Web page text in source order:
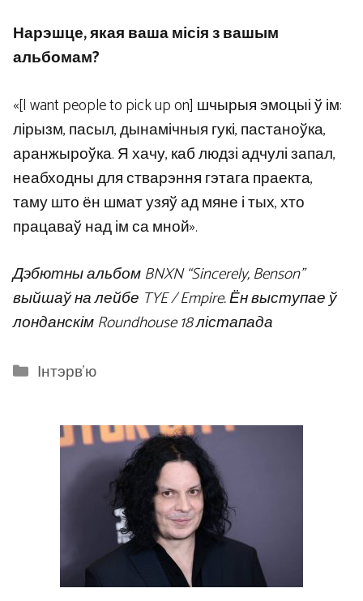
Нарэшце, якая ваша місія з вашым
альбомам?
«[I want people to pick up on] шчырыя эмоцыі ў ім:
лірызм, пасыл, дынамічныя гукі, пастаноўка,
аранжыроўка. Я хачу, каб людзі адчулі запал,
неабходны для стварэння гэтага праекта,
таму што ён шмат узяў ад мяне і тых, хто
працаваў над ім са мной».
Дэбютны альбом BNXN “Sincerely, Benson”
выйшаў на лейбе TYE / Empire. Ён выступае ў
лонданскім Roundhouse 18 лістапада
Categories
Інтэрв'ю